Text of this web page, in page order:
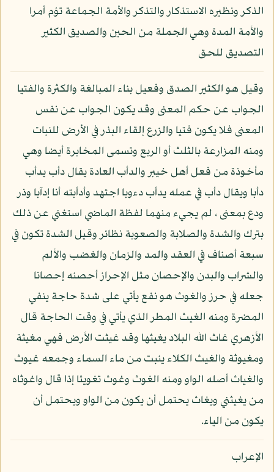
الذكر ونظيره الاستذكار والتذكر والأمة الجماعة تؤم أمرا
والأمة المدة وهي الجملة من الحين والصديق الكثير
التصديق للحق
وقيل هو الكثير الصدق وفعيل بناء المبالغة والكثرة والفتيا
الجواب عن حكم المعنى وقد يكون الجواب عن نفس
المعنى فلا يكون فتيا والزرع إلقاء البذر في الأرض للنبات
ومنه المزارعة بالثلث أو الربع وتسمى المخابرة أيضا وهي
مأخوذة من فعل أهل خيبر والدأب العادة يقال دأب يدأب
دأبا ويقال دأب في عمله يدأب دءوبا اجتهد وأدأبته أنا إدآبا وذر
ودع بمعنى ، لم يجيء منهما لفظة الماضي استغني عن ذلك
بترك والشدة والصلابة والصعوبة نظائر وقيل الشدة تكون في
سبعة أصناف في العقد والمد والزمان والغضب والألم
والشراب والبدن والإحصان مثل الإحراز أحصنه إحصانا
جعله في حرز والغوث هو نفع يأتي على شدة حاجة ينفي
المضرة ومنه الغيث المطر الذي يأتي في وقت الحاجة قال
الأزهري غاث الله البلاد يغيثها وقد غيثت الأرض فهي مغيثة
ومغيوثة والغيث الكلاء ينبت من ماء السماء وجمعه غيوث
والغياث أصله الواو ومنه الغوث وغوث تغويثا إذا قال واغوثاه
من يغيثني ويغاث يحتمل أن يكون من الواو ويحتمل أن
يكون من الياء.
الإعراب